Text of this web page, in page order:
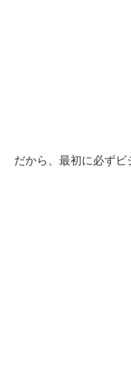
だから、最初に必ずビ